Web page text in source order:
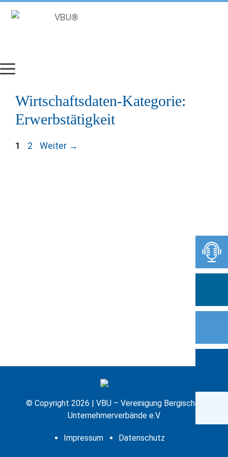
Inhalt
Wirtschaftsdaten-Kategorie:
Erwerbstätigkeit
Seite
1 Seite
2 Weiter →
© Copyright 2026 | VBU – Vereinigung Bergischer
Unternehmerverbände e.V.
Impressum Datenschutz